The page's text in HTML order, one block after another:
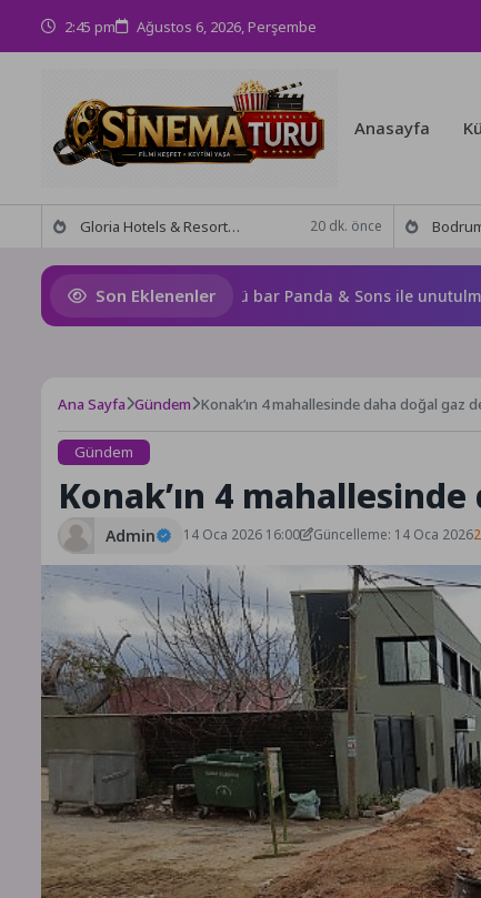
2:45 pm Ağustos 6, 2026, Perşembe
Anasayfa
Gloria Hotels & Resorts, Ödüllü bar Panda & Sons ile unutulmaz bir Miksoloji Gecesine İmza Attı 20 dk. önce Bodrum’da anlamlı buluşma! Özgür
Son Eklenenler
Hotels & Resorts, Ödüllü bar Panda & Sons ile unutulmaz bir
Ana Sayfa Gündem Konak’ın 4 mahallesinde daha doğal gaz
Gündem
Konak’ın 4
Admin 14 Oca 2026 16:00 Güncelleme: 14 Oca 2026